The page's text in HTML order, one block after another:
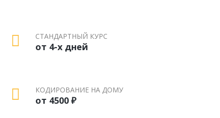
СТАНДАРТНЫЙ КУРС
от 4-х дней
КОДИРОВАНИЕ НА ДОМУ
от 4500 ₽